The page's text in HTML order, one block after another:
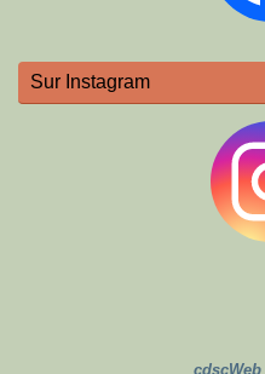
Sur Instagram
cdscWeb